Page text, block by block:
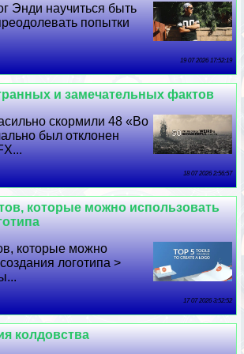
Энди научиться быть
попытки
19 07 2026 17:52:19
и замечательных фактов
скормили 48 «Во
был отклонен
18 07 2026 2:56:57
которые можно использовать
которые можно
логотипа >
17 07 2026 3:52:52
колдовства